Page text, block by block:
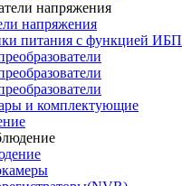
напряжения
питания c функцией ИБП
и комплектующие